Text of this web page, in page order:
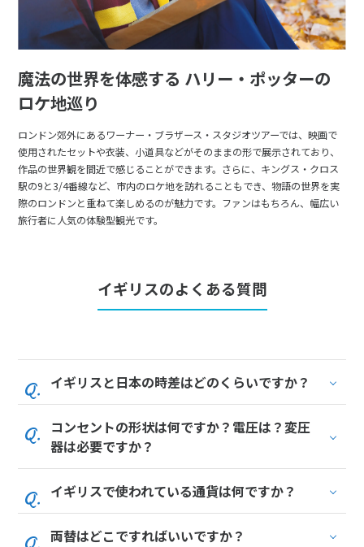
魔法の世界を体感する ハリー・ポッターの
ロケ地巡り
ロンドン郊外にあるワーナー・ブラザース・スタジオツアーでは、映画で
使用されたセットや衣装、小道具などがそのままの形で展示されており、
作品の世界観を間近で感じることができます。さらに、キングス・クロス
駅の9と3/4番線など、市内のロケ地を訪れることもでき、物語の世界を実
際のロンドンと重ねて楽しめるのが魅力です。ファンはもちろん、幅広い
旅行者に人気の体験型観光です。
イギリスのよくある質問
イギリスと日本の時差はどのくらいですか？
コンセントの形状は何ですか？電圧は？変圧
器は必要ですか？
イギリスで使われている通貨は何ですか？
両替はどこですればいいですか？